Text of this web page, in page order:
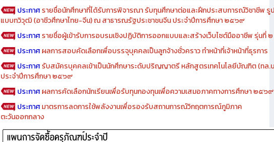
ประกาศผลการสอบคัดเลือกเพื่อบรรจุเป็นลูกจ้างชั่วคราว ทำหน้าที่เจ้าหน้าที่ธุกรการ
ประกาศรายชื่อนักศึกษาที่ได้รับการพิจารณา รับทุนศึกษาต่อและฝึกประสบการณ์วิชาชีพ รูป
แบบทวิวุฒิ (อาชีวศึกษาไทย-จีน) ณ สาธารณรัฐประชาชนจีน ประจำปีการศึกษา ๒๕๖๙
ประกาศรายชื่อผู้เข้ารับการอบรมเชิงปฏิบัติการออกแบบและสร้างเว็บไซต์มืออาชีพ รุ่นที่ ๒
ประกาศผลการสอบคัดเลือกเพื่อบรรจุบุคคลเป็นลูกจ้างชั่วคราว ทำหน้าที่เจ้าหน้าที่ธุรการ
ประกาศรับสมัครบุคคลเข้าเป็นนักศึกษาระดับปริญญาตรี หลักสูตรเทคโนโลยีบัณฑิต (ทล.บ.)
ประจำปีการศึกษา ๒๕๖๙
ประกาศผลการคัดเลือกนักเรียนเพื่อรับทุนกองทุนเพื่อความเสมอภาคทางการศึกษา ๒๕๖๙